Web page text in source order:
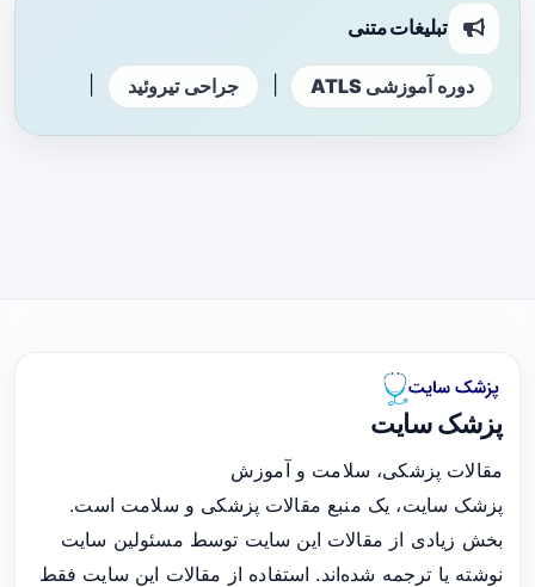
تبلیغات متنی
دوره آموزشی ATLS جراحی تیروئید
پزشک سایت
مقالات پزشکی، سلامت و آموزش
پزشک سایت، یک منبع مقالات پزشکی و سلامت است.
بخش زیادی از مقالات این سایت توسط مسئولین سایت
نوشته یا ترجمه شده‌اند. استفاده از مقالات این سایت فقط